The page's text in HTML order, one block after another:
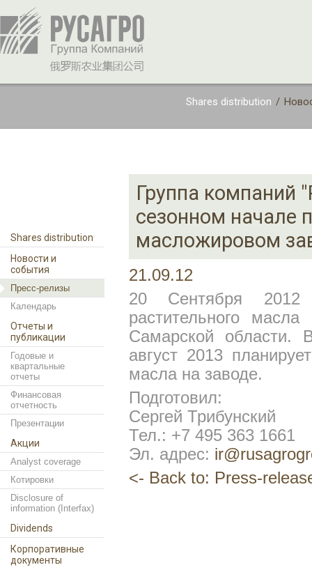
Shares distribution /
Shares distribution
Новости и
события
Пресс-релизы
Календарь
Отчеты и
публикации
Годовые и
квартальные
отчеты
Финансовая
отчетность
Презентации
Акции
Analyst coverage
Котировки
Disclosure of
information (Interfax)
Dividends
Корпоративные
документы
Группа компаний
сезонном начале
масложировом
21.09.12
20 Сентября 2012
растительного
Самарской области.
август 2013
масла на заводе.
Подготовил:
Сергей Трибунский
Тел.: +7 495 363 1661
Эл. адрес:
<- Back to: Press-